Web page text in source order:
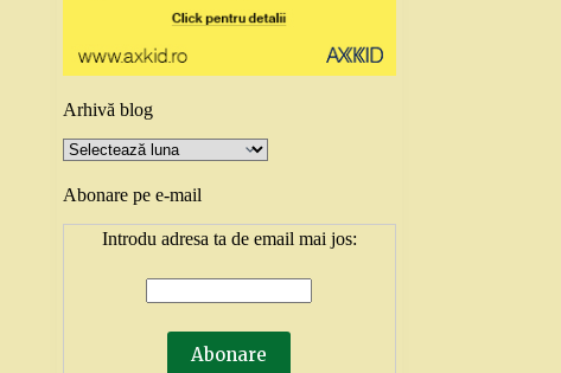
Arhivă blog
Arhivă
blog
Abonare pe e-mail
Introdu adresa ta de email mai jos: